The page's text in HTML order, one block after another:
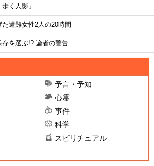
く人影」
遭難女性2人の20時間
を選ぶ!? 論者の警告
予言・予知
心霊
事件
科学
スピリチュアル